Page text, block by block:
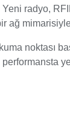
radyo,
ağ
noktası